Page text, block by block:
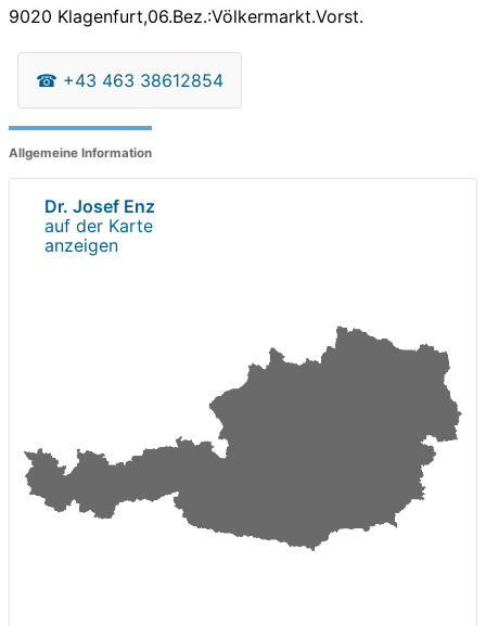
9020 Klagenfurt,06.Bez.:Völkermarkt.Vorst.
☎ +43 463 38612854
Allgemeine Information
Dr. Josef Enz
auf der Karte
anzeigen